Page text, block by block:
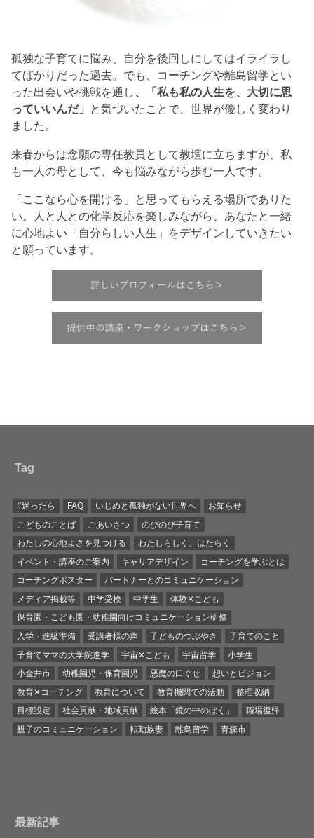
孤独な子育てに悩み、自分を後回しにしてはイライラし
てばかりだった過去。でも、コーチングや離島留学とい
った出会いや挑戦を通し、「私も私の人生を、大切に思
っていいんだ」 と気づいたことで、世界が優しく変わり
ました。
来春からは念願の専任教員として教壇に立ちますが、私
も一人の母として、今も悩みながら歩む一人です。
「ここなら心を開ける」と思ってもらえる場所でありた
い。人と人との化学反応を楽しみながら、あなたと一緒
に心地よい「自分らしい人生」をデザインしていきたい
と願っています。
Tag
#迷ったら FAQ いじめと孤独がない世界へ
お知らせ
こどものことば
ごあいさつ
のびのび子育て
わたしの心地よさを見つける
わたしらしく、はたらく
イベント・講座のご案内
キャリアデザイン
コーチングを学ぶとは
コーチングポスター
パートナーとのコミュニケーション
メディア掲載等
中学受検 中学生
体験✕こども
保育園・こども園・幼稚園向けコミュニケーション研修
入学・進級準備
受講者様の声 子どものつぶやき
子育てのこと
子育てママの大学院進学
宇宙✕こども 宇宙留学
小学生
小金井市
幼稚園児・保育園児 悪魔の口ぐせ
想いとビジョン
教育✕コーチング
教育について 教育機関での活動
整理収納
目標設定
社会貢献・地域貢献 絵本「鏡の中のぼく」
職場復帰
親子のコミュニケーション
転勤族妻 離島留学 青森市
最新記事